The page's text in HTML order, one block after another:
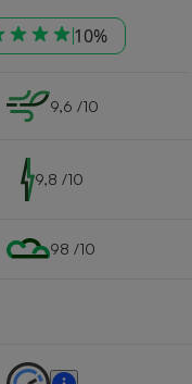
10%
9,6 /10
9,8 /10
98 /10